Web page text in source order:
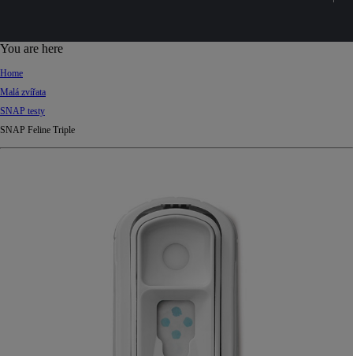
d
You are here
Home
Malá zvířata
SNAP testy
SNAP Feline Triple